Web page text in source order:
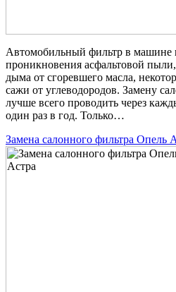
Автомобильный фильтр в машине
проникновения асфальтовой
дыма от сгоревшего масла,
сажи от углеводородов. Замену
лучше всего проводить через
один раз в год. Только…
Замена салонного фильтра Опель